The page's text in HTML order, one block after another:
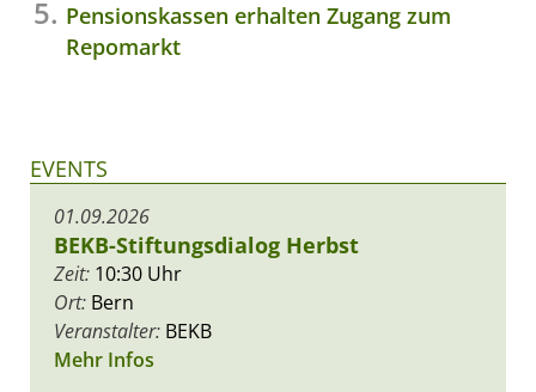
Pensionskassen erhalten Zugang zum
Repomarkt
EVENTS
01.09.2026
BEKB-Stiftungsdialog Herbst
Zeit: 10:30 Uhr
Ort: Bern
Veranstalter: BEKB
Mehr Infos